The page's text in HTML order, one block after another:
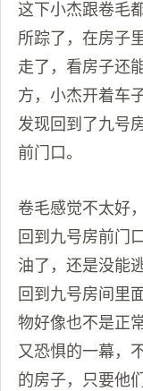
这下小杰跟卷毛
所踪了，在房子
走了，看房子还
方，小杰开着车
发现回到了九号
前门口。
卷毛感觉不太好
回到九号房前门
油了，还是没能
回到九号房间里
物好像也不是正
又恐惧的一幕，
的房子，只要他